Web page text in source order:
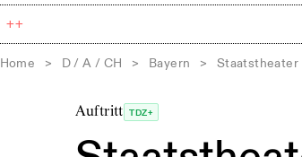
++
Home > D / A / CH > Bayern > Staatstheater
Auftritt TDZ+